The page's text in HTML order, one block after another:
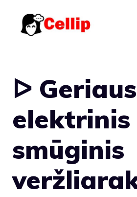
turinio
ᐅ
elektrinis
smūginis